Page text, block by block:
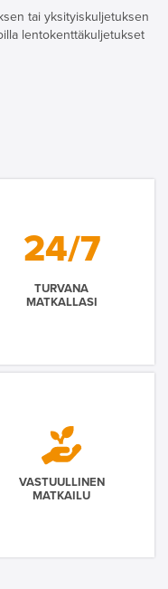
tai yksityiskuljetuksen
lentokenttäkuljetukset
24/7
TURVANA
MATKALLASI
VASTUULLINEN
MATKAILU